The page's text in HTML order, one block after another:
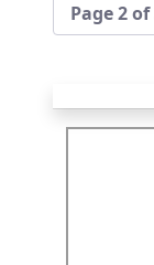
Page 2 of